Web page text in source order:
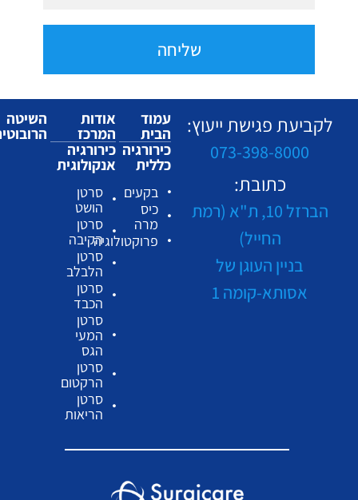
שליחה
לקביעת פגישת ייעוץ:
073-398-8000
כתובת:
הברזל 10, ת"א (רמת
החייל)
בניין העוגן של
אסותא-קומה 1
עמוד
הבית
כירורגיה
כללית
בקעים
כיס
מרה
פרוקטולוגיה
אודות
המרכז
כירורגיה
אנקולוגית
סרטן
הושט
סרטן
הקיבה
סרטן
הלבלב
סרטן
הכבד
סרטן
המעי
הגס
סרטן
הרקטום
סרטן
הריאות
השיטה